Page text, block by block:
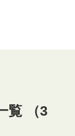
覧 （3